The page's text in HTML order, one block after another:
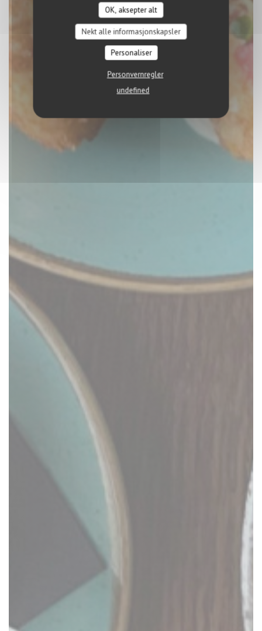
OK, aksepter alt
Nekt alle informasjonskapsler
Personaliser
Personvernregler
undefined
LUXEMBOURG
BESTILL ET BORD